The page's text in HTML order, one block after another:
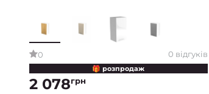
0 0 відгуків
🎁 розпродаж
2 078грн